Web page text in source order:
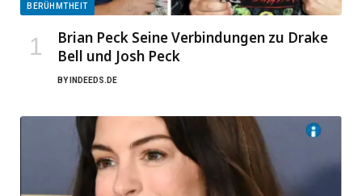
BERÜHMTHEIT
Brian Peck Seine Verbindungen zu Drake
Bell und Josh Peck
BY INDEEDS.DE